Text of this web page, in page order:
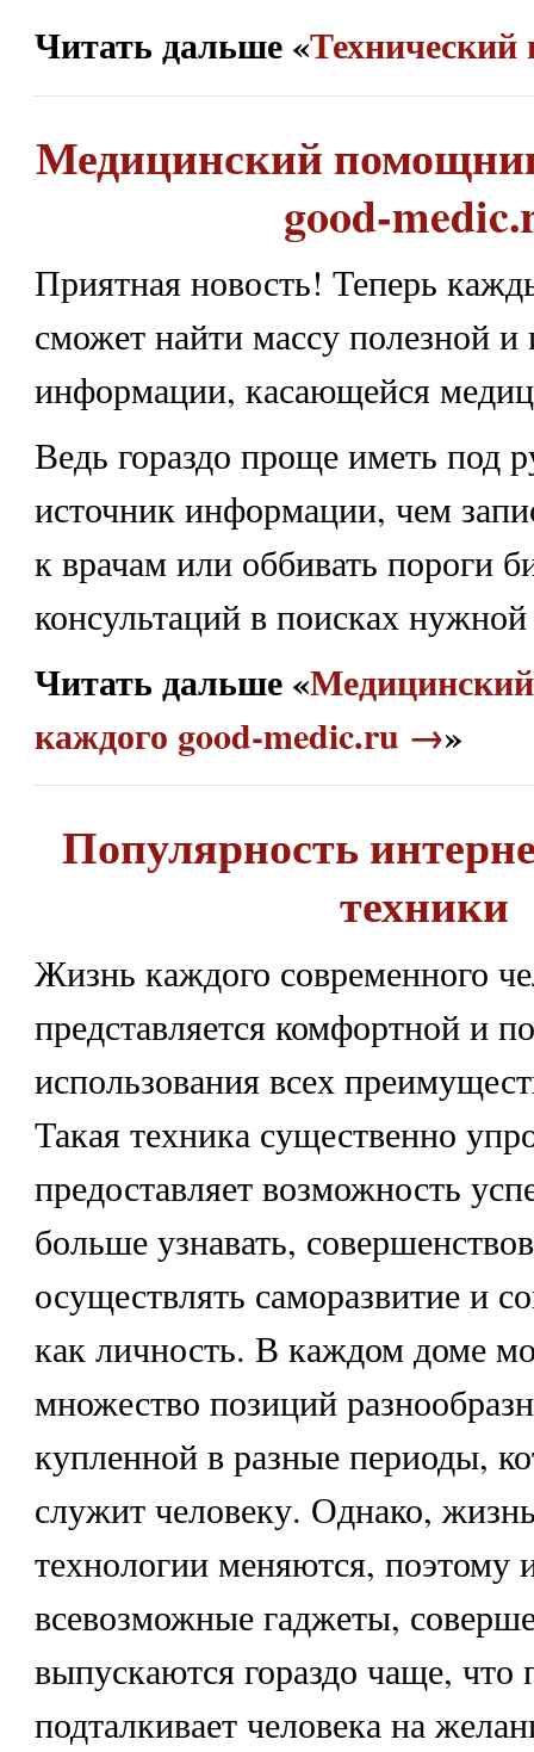
Читать дальше «
Медицинский
good-
Приятная новость! Теперь
сможет найти массу полезной и
информации, касающейся
Ведь гораздо проще иметь под
источник информации, чем
к врачам или оббивать пороги
консультаций в поисках
Читать дальше «
каждого good-medic.ru →»
Популярность
техники
Жизнь каждого современного
представляется комфортной и
использования всех
Такая техника существенно
предоставляет возможность
больше узнавать,
осуществлять саморазвитие и
как личность. В каждом доме
множество позиций
купленной в разные периоды,
служит человеку. Однако,
технологии меняются, поэтому
всевозможные гаджеты,
выпускаются гораздо чаще, что
подталкивает человека на